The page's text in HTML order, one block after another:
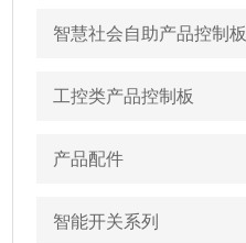
智慧社会自助产品控制板
工控类产品控制板
产品配件
智能开关系列